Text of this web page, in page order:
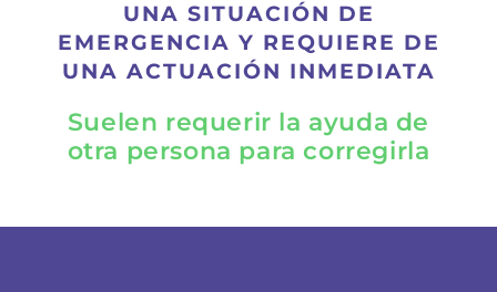
UNA SITUACIÓN DE
EMERGENCIA Y REQUIERE DE
UNA ACTUACIÓN INMEDIATA
Suelen requerir la ayuda de
otra persona para corregirla